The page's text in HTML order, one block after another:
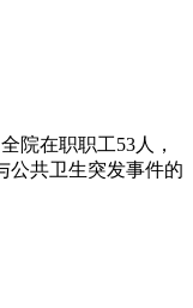
院在职职工53人，
公共卫生突发事件的